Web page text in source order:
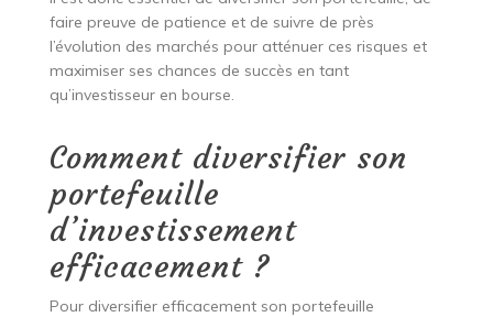
faire preuve de patience et de suivre de près
l’évolution des marchés pour atténuer ces risques et
maximiser ses chances de succès en tant
qu’investisseur en bourse.
Comment diversifier son
portefeuille
d’investissement
efficacement ?
Pour diversifier efficacement son portefeuille